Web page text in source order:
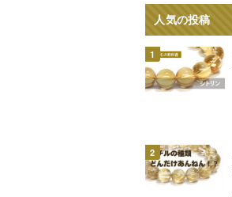
人気の投稿